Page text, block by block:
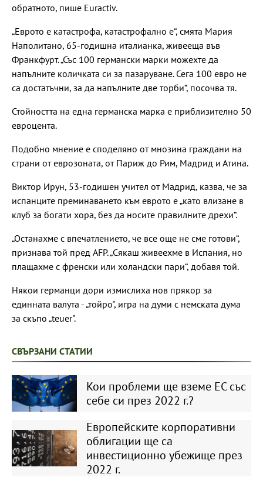
обратното, пише Еuractiv.
„Еврото е катастрофа, катастрофално е“, смята Мария
Наполитано, 65-годишна италианка, живееща във
Франкфурт. „Със 100 германски марки можехте да
напълните количката си за пазаруване. Сега 100 евро не
са достатъчни, за да напълните две торби“, посочва тя.
Стойността на една германска марка е приблизително 50
евроцента.
Подобно мнение е споделяно от мнозина граждани на
страни от еврозоната, от Париж до Рим, Мадрид и Атина.
Виктор Ирун, 53-годишен учител от Мадрид, казва, че за
испанците преминаването към еврото е „като влизане в
клуб за богати хора, без да носите правилните дрехи“.
„Останахме с впечатлението, че все още не сме готови“,
признава той пред AFP. „Сякаш живеехме в Испания, но
плащахме с френски или холандски пари“, добавя той.
Някои германци дори измислиха нов прякор за
единната валута - „тойро", игра на думи с немската дума
за скъпо „teuer".
СВЪРЗАНИ СТАТИИ
Кои проблеми ще вземе ЕС със
себе си през 2022 г.?
Европейските корпоративни
облигации ще са
инвестиционно убежище през
2022 г.